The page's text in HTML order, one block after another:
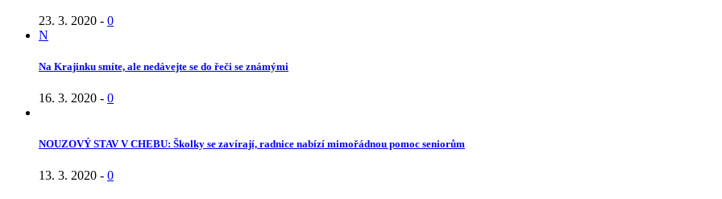
23. 3. 2020 - 0
N
Na Krajinku smíte, ale nedávejte se do řeči se známými
16. 3. 2020 - 0
NOUZOVÝ STAV V CHEBU: Školky se zavírají, radnice nabízí mimořádnou pomoc seniorům
13. 3. 2020 - 0